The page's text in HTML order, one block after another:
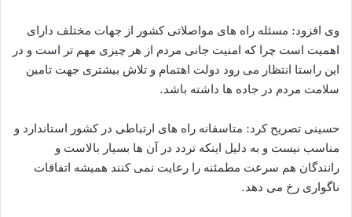
وی افزود: مسئله راه های مواصلاتی کشور از جهات مختلف دارای
اهمیت است چرا که امنیت جانی مردم از هر چیزی مهم تر است و در
این راستا انتظار می رود دولت اهتمام و تلاش بیشتری جهت تامین
سلامت مردم در جاده ها داشته باشد.
حسینی تصریح کرد: متاسفانه راه های ارتباطی در کشور استاندارد و
مناسب نیست و به دلیل اینکه تردد در آن ها بسیار بالاست و
رانندگان هم سرعت مطمئنه را رعایت نمی کنند همیشه اتفاقات
ناگواری رخ می دهد.